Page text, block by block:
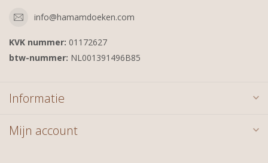
info@hamamdoeken.com
KVK nummer: 01172627
btw-nummer: NL001391496B85
Informatie
Mijn account